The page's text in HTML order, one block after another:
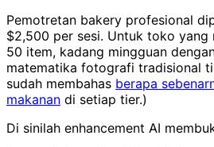
Pemotretan bakery profesional
$2,500 per sesi. Untuk toko yang
50 item, kadang mingguan
matematika fotografi tradisional
sudah membahas berapa
makanan di setiap tier.)
Di sinilah enhancement AI